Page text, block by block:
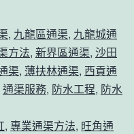
, 九龍區通渠, 九龍城通
方法, 新界區通渠, 沙田
渠, 薄扶林通渠, 西貢通
通渠服務, 防水工程, 防水
, 專業通渠方法, 旺角通